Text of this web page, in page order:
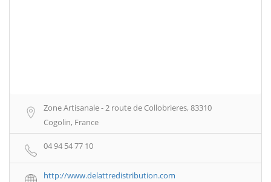
Zone Artisanale - 2 route de Collobrieres, 83310
Cogolin, France
04 94 54 77 10
http://www.delattredistribution.com